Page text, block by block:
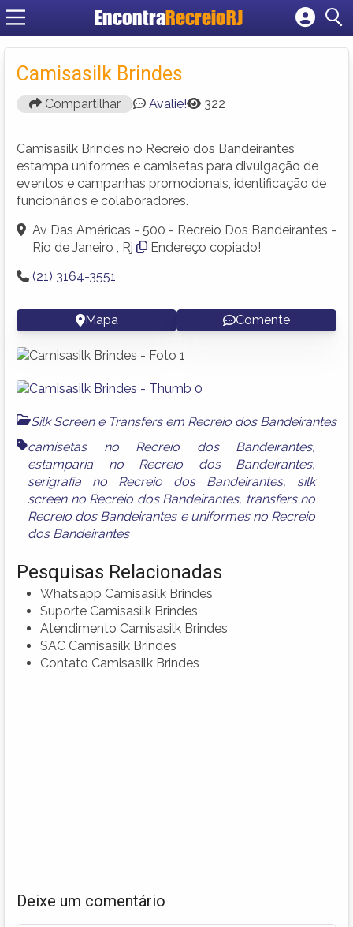
EncontraRecreioRJ
Cadastrar empresa
Criar conta
Camisasilk Brindes
Compartilhar Avalie! 322
Camisasilk Brindes no Recreio dos Bandeirantes
estampa uniformes e camisetas para divulgação de
eventos e campanhas promocionais, identificação de
funcionários e colaboradores.
Av Das Américas - 500 - Recreio Dos Bandeirantes -
Rio de Janeiro , Rj
Endereço copiado!
(21) 3164-3551
Mapa Comente
Silk Screen e Transfers em Recreio dos Bandeirantes
camisetas no Recreio dos Bandeirantes,
estamparia no Recreio dos Bandeirantes,
serigrafia no Recreio dos Bandeirantes, silk
screen no Recreio dos Bandeirantes, transfers no
Recreio dos Bandeirantese uniformes no Recreio
dos Bandeirantes
Pesquisas Relacionadas
Whatsapp Camisasilk Brindes
Suporte Camisasilk Brindes
Atendimento Camisasilk Brindes
SAC Camisasilk Brindes
Contato Camisasilk Brindes
Deixe um comentário